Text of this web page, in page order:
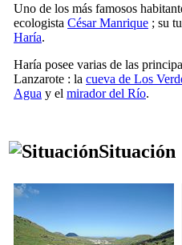
Uno de los más famosos
ecologista César Manrique ; su
Haría.
Haría posee varias de las
Lanzarote : la cueva de Los
Agua y el mirador del Río.
Situación